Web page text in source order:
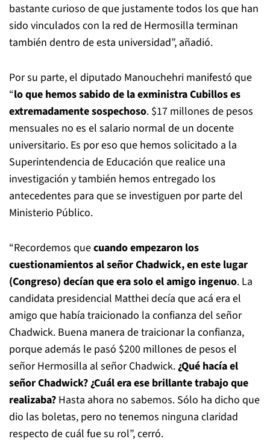
bastante curioso de que justamente todos los que han
sido vinculados con la red de Hermosilla terminan
también dentro de esta universidad”, añadió.
Por su parte, el diputado Manouchehri manifestó que
“lo que hemos sabido de la exministra Cubillos es
extremadamente sospechoso. $17 millones de pesos
mensuales no es el salario normal de un docente
universitario. Es por eso que hemos solicitado a la
Superintendencia de Educación que realice una
investigación y también hemos entregado los
antecedentes para que se investiguen por parte del
Ministerio Público.
“Recordemos quecuando empezaron los
cuestionamientos al señor Chadwick, en este lugar
(Congreso) decían que era solo el amigo ingenuo. La
candidata presidencial Matthei decía que acá era el
amigo que había traicionado la confianza del señor
Chadwick. Buena manera de traicionar la confianza,
porque además le pasó $200 millones de pesos el
señor Hermosilla al señor Chadwick.¿Qué hacía el
señor Chadwick? ¿Cuál era ese brillante trabajo que
realizaba? Hasta ahora no sabemos. Sólo ha dicho que
dio las boletas, pero no tenemos ninguna claridad
respecto de cuál fue su rol”, cerró.